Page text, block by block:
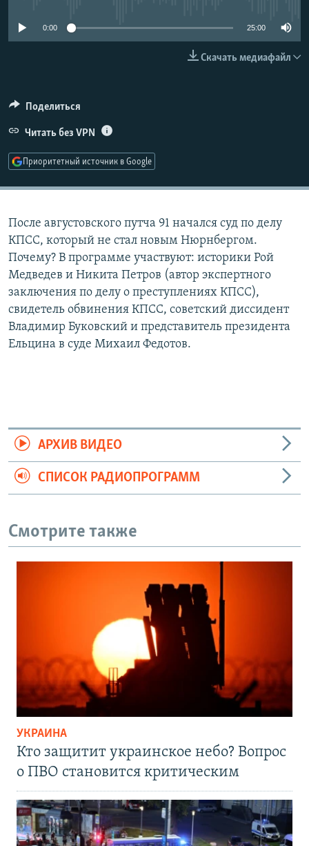
Все сайты РСЕ/РС
0:00 25:00
Скачать медиафайл
Поделиться
Читать без VPN
Приоритетный источник в Google
После августовского путча 91 начался суд по делу
КПСС, который не стал новым Нюрнбергом.
Почему? В программе участвуют: историки Рой
Медведев и Никита Петров (автор экспертного
заключения по делу о преступлениях КПСС),
свидетель обвинения КПСС, советский диссидент
Владимир Буковский и представитель президента
Ельцина в суде Михаил Федотов.
АРХИВ ВИДЕО
СПИСОК РАДИОПРОГРАММ
Смотрите также
УКРАИНА
Кто защитит украинское небо? Вопрос
о ПВО становится критическим